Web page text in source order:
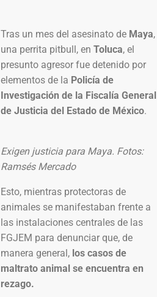
Tras un mes del asesinato de Maya,
una perrita pitbull, en Toluca, el
presunto agresor fue detenido por
elementos de la Policía de
Investigación de la Fiscalía General
de Justicia del Estado de México.
Exigen justicia para Maya. Fotos:
Ramsés Mercado
Esto, mientras protectoras de
animales se manifestaban frente a
las instalaciones centrales de las
FGJEM para denunciar que, de
manera general, los casos de
maltrato animal se encuentra en
rezago.